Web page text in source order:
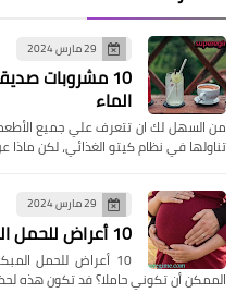
29 مارس 2024
10 مشروبات
الماء
من السهل لك ان تتعرف علي جميع
تناولها في نظام كيتو الغذائي، لكن ماذا
29 مارس 2024
10 أعراض للحمل المبكر فى الأسابيع الأولى
10 أعراض للحمل
الممكن أن تكوني حاملا؟ فد تكون هذه